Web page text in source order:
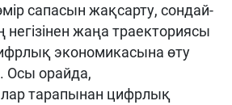
сапасын жақсарту, сондай-
жаңа траекториясы
экономикасына өту
Осы орайда,
тарапынан цифрлық